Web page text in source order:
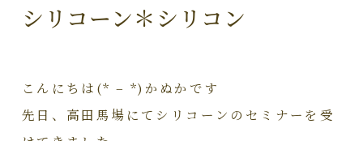
シリコーン＊シリコン
こんにちは(* – *)かぬかです
先日、高田馬場にてシリコーンのセミナーを受